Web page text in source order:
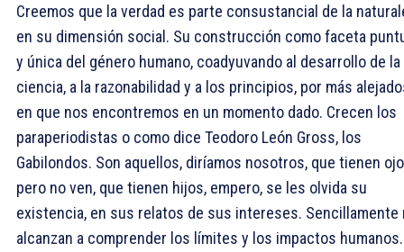
Creemos que la verdad es parte consustancial de la
en su dimensión social. Su construcción como faceta
y única del género humano, coadyuvando al desarrollo de la
ciencia, a la razonabilidad y a los principios, por más
en que nos encontremos en un momento dado. Crecen los
paraperiodistas o como dice Teodoro León Gross, los
Gabilondos. Son aquellos, diríamos nosotros, que tienen
pero no ven, que tienen hijos, empero, se les olvida su
existencia, en sus relatos de sus intereses. Sencillamente
alcanzan a comprender los límites y los impactos